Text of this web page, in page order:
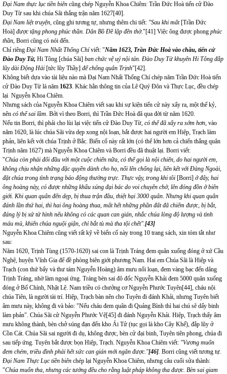
Đại Nam thực lục tiền biên cũng chép Nguyễn Khoa Chiêm: Trần Đức Hoà tiến cử Đào
Duy Từ sau khi chúa Sãi thắng trận năm 1627[40].
Đại Nam liệt truyện, cũng ghi tương tự, nhưng thêm chi tiết: "Sau khi mất [Trần Đức
Hoà] được tặng phong phúc thần. Dân Bồ Đề lập đền thờ."[41] Việc ông được phong phúc
thần, Borri cũng có nói đến.
Chỉ riêng Đại Nam Nhất Thống Chíviết: "Năm 1623, Trần Đức Hoà vào chầu, tiến cử
Đào Duy Từ, Hi Tông [chúa Sãi] ban chức vệ uý nội tán. Đào Duy Từ khuyên Hi Tông đắp
lũy dài Động Hải [tức lũy Thầy] để chống quân Trịnh"[42].
Không biết dựa vào tài liệu nào mà Đại Nam Nhất Thống Chí chép năm Trần Đức Hoà tiến
cử Đào Duy Từ là năm 1623. Khác hẳn thông tin của Lê Quý Đôn và Thực Lục, đều chép
lại Nguyễn Khoa Chiêm.
Nhưng sách của Nguyễn Khoa Chiêm viết sau khi sự kiện tiến cử này xẩy ra, một thế kỷ,
nên có thể sai lầm. Bởi vì theo Borri, thì Trần Đức Hoà đã qua đời từ năm 1620.
Nếu tin Borri, thì phải cho lùi lại việc tiến cử Đào Duy Từ, có thể đã xẩy ra sớm hơn, vào
năm 1620, là lúc chúa Sãi vừa dẹp xong nội loạn, bắt được hai người em Hiệp, Trạch làm
phản, liên kết với chúa Trịnh ở Bắc. Biến cố này rất lớn (có thể lớn hơn cả chiến thắng quân
Trịnh năm 1627) mà Nguyễn Khoa Chiêm và Borri đều đã thuật lại. Borri viết:
"Chúa còn phải đối đầu với một cuộc chiến nữa, có thể gọi là nội chiến, do hai người em,
không chịu nhận những đặc quyền dành cho họ, nổi lên chống lại, liên kết với Đàng Ngoài,
đặt chúa trong tình trạng báo động thường trực. Thực vậy, trong khi tôi [Borri] ở đây, hai
ông hoàng này, có được những khẩu súng đại bác do voi chuyên chở, lên đóng đồn ở biên
giới. Khi quan quân đến dẹp, bị thua trận đầu, thiệt hại 3000 quân. Nhưng khi quan quân
đánh lần thứ hai, thì hai ông hoàng thua, mất hết những phần đất đã chiếm được, bị bắt,
đáng lý bị xử tử hình nếu không có các quan can gián, nhắc chúa lòng độ lượng và tình
máu mủ, khiến chúa nguội giận, chỉ bắt tù mà tha tội chết".[43]
Nguyễn Khoa Chiêm cũng viết rất kỹ về biến cố này trong 10 trang sách, xin tóm tắt như
sau:
Năm 1620, Trịnh Tùng (1570-1620) sai con là Trịnh Tráng đem quân xuống đóng ở xứ Cầu
Nghệ, huyện Vĩnh Gia để đề phòng biên giới phương Nam. Hai em Chúa Sãi là Hiệp và
Trạch (con thứ bẩy và thư tám Nguyễn Hoàng) âm mưu nổi loạn, đem vàng bạc đến dâng
Trịnh Tráng, nhờ làm ngoại ứng. Tráng bèn sai đô đốc Nguyễn Khải đem 5000 quân xuống
đóng ở Bố Chính, Nhật Lệ. Nam triều có chưởng cơ Nguyễn Phước Tuyên[44], cháu nội
chúa Tiên, là người tài trí. Hiệp, Trạch bàn nên cho Tuyên đi đánh Khải, nhưng Tuyên biết
âm mưu này, không đi và bảo: "Nếu cháu đem quân đi Quảng Bình thì hai chú sẽ dấy binh
làm phản". Chúa Sãi cử Nguyễn Phước Vệ[45] đi đánh Nguyễn Khải. Hiệp, Trạch thấy âm
mưu không thành, bèn chở súng đạn đến kho Ái Tử (tục gọi là kho Cây Khế), đắp lũy ở
Cồn Cát. Chúa Sãi sai người đi dụ, không được, bèn cử đại binh, Tuyên tiên phong, chúa đi
sau tiếp ứng. Tuyên bắt được bọn Hiệp, Trạch. Nguyễn Khoa Chiêm viết: "Vương muốn
đem chém, triều đình phải hết sức can gián mới ngăn được."[46]. Borri cũng viết tương tự.
Đại Nam Thực Lục tiền biên chép lại Nguyễn Khoa Chiêm, nhưng câu cuối sửa thành:
"Chúa muốn tha, nhưng các tướng đều cho rằng luật pháp không tha được. Bèn sai giam